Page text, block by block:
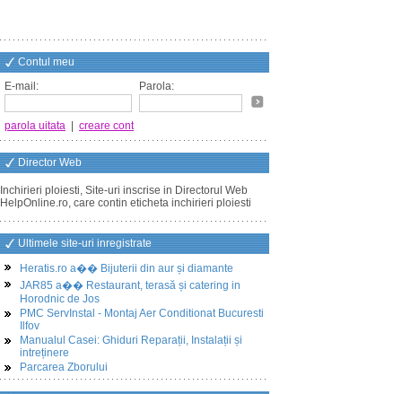
Contul meu
E-mail:
Parola:
parola uitata creare cont
Director Web
Inchirieri ploiesti, Site-uri inscrise in Directorul Web
HelpOnline.ro, care contin eticheta inchirieri ploiesti
Ultimele site-uri inregistrate
Heratis.ro a�� Bijuterii din aur și diamante
JAR85 a�� Restaurant, terasă și catering in
Horodnic de Jos
PMC ServInstal - Montaj Aer Conditionat Bucuresti
Ilfov
Manualul Casei: Ghiduri Reparații, Instalații și
intreținere
Parcarea Zborului